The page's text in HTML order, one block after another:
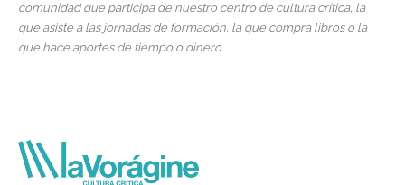
comunidad que participa de nuestro centro de cultura crítica, la
que asiste a las jornadas de formación, la que compra libros o la
que hace aportes de tiempo o dinero.